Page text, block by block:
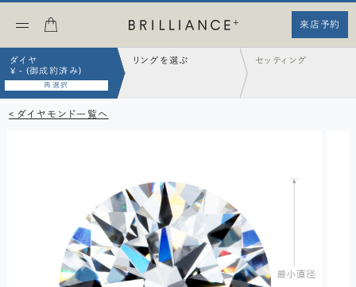
来店予約
ダイヤ
¥ - (御成約済み)
再選択
リングを選ぶ セッティング
< ダイヤモンド一覧へ